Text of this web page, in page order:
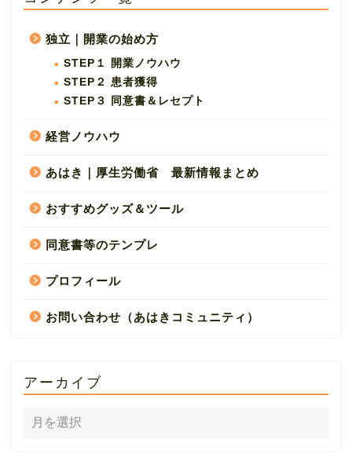
独立｜開業の始め方
STEP１ 開業ノウハウ
STEP２ 患者獲得
STEP３ 同意書＆レセプト
経営ノウハウ
あはき｜厚生労働省 最新情報まとめ
おすすめグッズ＆ツール
同意書等のテンプレ
プロフィール
お問い合わせ（あはきコミュニティ）
アーカイブ